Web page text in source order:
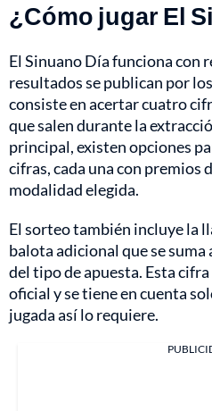
¿Cómo jugar El
El Sinuano Día funciona con
resultados se publican por
consiste en acertar cuatro
que salen durante la
principal, existen opciones
cifras, cada una con premios
modalidad elegida.
El sorteo también incluye la
balota adicional que se
del tipo de apuesta. Esta
oficial y se tiene en cuenta
jugada así lo requiere.